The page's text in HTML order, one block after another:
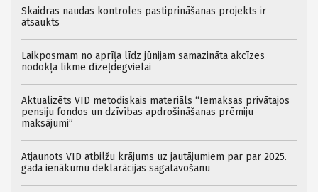
Skaidras naudas kontroles pastiprināšanas projekts ir
atsaukts
Laikposmam no aprīļa līdz jūnijam samazināta akcīzes
nodokļa likme dīzeļdegvielai
Aktualizēts VID metodiskais materiāls “Iemaksas privātajos
pensiju fondos un dzīvības apdrošināšanas prēmiju
maksājumi”
Atjaunots VID atbilžu krājums uz jautājumiem par par 2025.
gada ienākumu deklarācijas sagatavošanu